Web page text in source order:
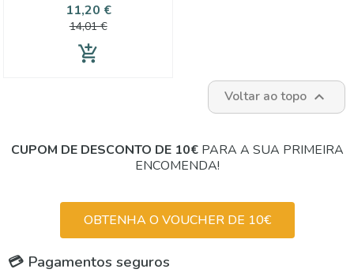
Preço
11,20 €Preço
14,01 €
add_shopping_cart
Voltar ao topo 
CUPOM DE DESCONTO DE 10€PARA A SUA PRIMEIRA
ENCOMENDA!
OBTENHA O VOUCHER DE 10€
💳 Pagamentos seguros